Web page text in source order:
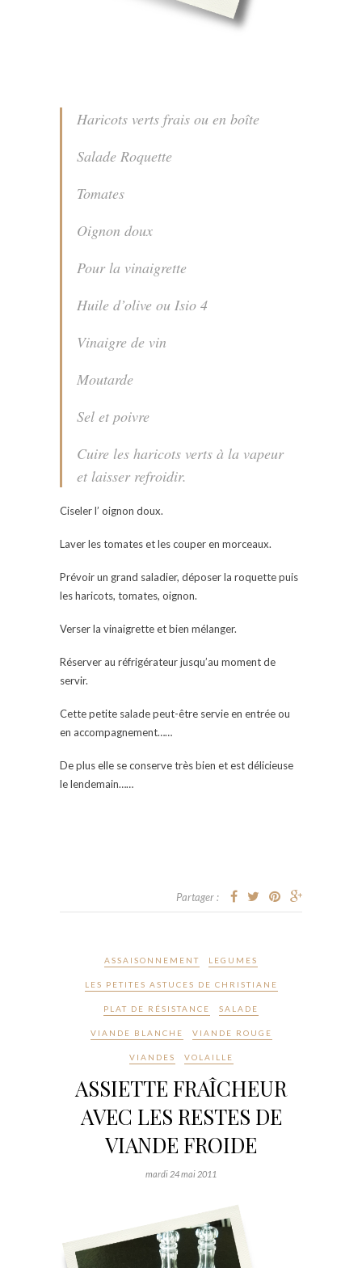
Haricots verts frais ou en boîte
Salade Roquette
Tomates
Oignon doux
Pour la vinaigrette
Huile d’olive ou Isio 4
Vinaigre de vin
Moutarde
Sel et poivre
Cuire les haricots verts à la vapeur
et laisser refroidir.
Ciseler l’ oignon doux.
Laver les tomates et les couper en morceaux.
Prévoir un grand saladier, déposer la roquette puis
les haricots, tomates, oignon.
Verser la vinaigrette et bien mélanger.
Réserver au réfrigérateur jusqu’au moment de
servir.
Cette petite salade peut-être servie en entrée ou
en accompagnement……
De plus elle se conserve très bien et est délicieuse
le lendemain……
Partager :
ASSAISONNEMENT LEGUMES
LES PETITES ASTUCES DE CHRISTIANE
PLAT DE RÉSISTANCE SALADE
VIANDE BLANCHE VIANDE ROUGE
VIANDES VOLAILLE
ASSIETTE FRAÎCHEUR
AVEC LES RESTES DE
VIANDE FROIDE
mardi 24 mai 2011